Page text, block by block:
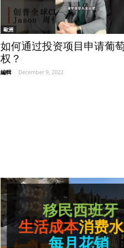
歐洲
如何通过投资项目申请葡
权？
編輯 - December 9, 2022